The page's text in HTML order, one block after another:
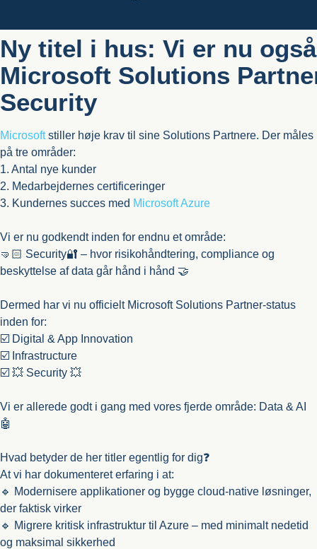
Ny titel i hus: Vi er nu også
Microsoft Solutions
Security
Microsoftstiller høje krav til sine Solutions Partnere. Der måles
på tre områder:
1. Antal nye kunder
2. Medarbejdernes certificeringer
3. Kundernes succes med Microsoft Azure
Vi er nu godkendt inden for endnu et område:
🤜🏻 Security🔐 – hvor risikohåndtering, compliance og
beskyttelse af data går hånd i hånd 🤝
Dermed har vi nu officielt Microsoft Solutions Partner-status
inden for:
☑️ Digital & App Innovation
☑️ Infrastructure
☑️ 💥 Security 💥
Vi er allerede godt i gang med vores fjerde område: Data & AI
🤖
Hvad betyder de her titler egentlig for dig❓
At vi har dokumenteret erfaring i at:
🔹 Modernisere applikationer og bygge cloud-native løsninger,
der faktisk virker
🔹 Migrere kritisk infrastruktur til Azure – med minimalt nedetid
og maksimal sikkerhed